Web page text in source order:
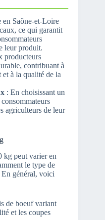
en Saône-et-Loire
ce qui garantit
leur produit.
producteurs
contribuant à
à la qualité de la
: En choisissant un
agriculteurs de leur
kg peut varier en
le type de
général, voici
de boeuf variant
et les coupes